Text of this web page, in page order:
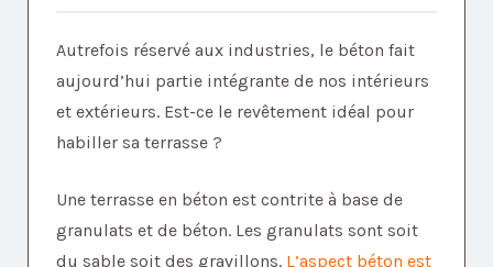
Autrefois réservé aux industries, le béton fait
aujourd’hui partie intégrante de nos intérieurs
et extérieurs. Est-ce le revêtement idéal pour
habiller sa terrasse ?
Une terrasse en béton est contrite à base de
granulats et de béton. Les granulats sont soit
du sable soit des gravillons. L’aspect béton est